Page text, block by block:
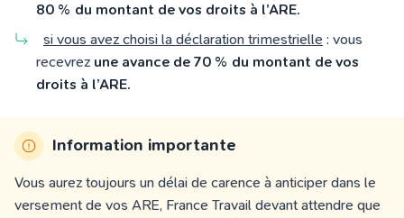
80 % du montant de vos droits à l’ARE.
si vous avez choisi la déclaration trimestrielle : vous
recevrez une avance de 70 % du montant de vos
droits à l’ARE.
Information importante
Vous aurez toujours un délai de carence à anticiper dans le
versement de vos ARE, France Travail devant attendre que